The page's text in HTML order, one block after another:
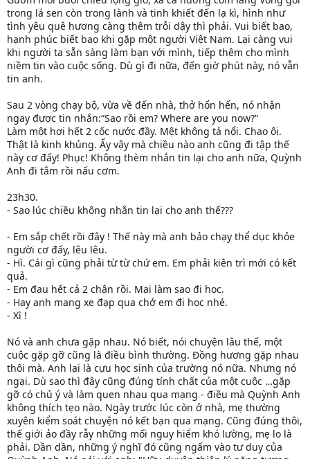
trong lá sen còn trong lành và tinh khiết đến lạ kì, hình như
tình yêu quê hương càng thêm trỗi dậy thì phải. Vui biết bao,
hạnh phúc biết bao khi gặp một người Việt Nam. Lại càng vui
khi người ta sẵn sàng làm bạn với mình, tiếp thêm cho mình
niềm tin vào cuộc sống. Dù gì đi nữa, đến giờ phút này, nó vẫn
tin anh.
Sau 2 vòng chạy bộ, vừa về đến nhà, thở hổn hển, nó nhận
ngay được tin nhắn:“Sao rồi em? Where are you now?”
Làm một hơi hết 2 cốc nước đầy. Mệt không tả nổi. Chao ôi.
Thật là kinh khủng. Ấy vậy mà chiều nào anh cũng đi tập thế
này cơ đấy! Phục! Không thèm nhắn tin lại cho anh nữa, Quỳnh
Anh đi tắm rồi nấu cơm.
23h30.
- Sao lúc chiều không nhắn tin lại cho anh thế???
- Em sắp chết rồi đây ! Thế này mà anh bảo chạy thể dục khỏe
người cơ đấy, lêu lêu.
- Hì. Cái gì cũng phải từ từ chứ em. Em phải kiên trì mới có kết
quả.
- Em đau hết cả 2 chân rồi. Mai làm sao đi học.
- Hay anh mang xe đạp qua chở em đi học nhé.
- Xì !
Nó và anh chưa gặp nhau. Nó biết, nói chuyện lâu thế, một
cuộc gặp gỡ cũng là điều bình thường. Đồng hương gặp nhau
thôi mà. Anh lại là cựu học sinh của trường nó nữa. Nhưng nó
ngại. Dù sao thì đây cũng đúng tính chất của một cuộc …gặp
gỡ có chủ ý và làm quen nhau qua mạng - điều mà Quỳnh Anh
không thích tẹo nào. Ngày trước lúc còn ở nhà, mẹ thường
xuyên kiểm soát chuyện nó kết bạn qua mạng. Cũng đúng thôi,
thế giới ảo đầy rẫy những mối nguy hiểm khó lường, mẹ lo là
phải. Dần dần, những ý nghĩ đó cũng ngấm vào tư duy của